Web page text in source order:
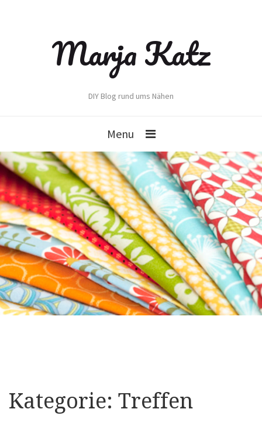
Marja Katz
DIY Blog rund ums Nähen
Menu
Kategorie: Treffen